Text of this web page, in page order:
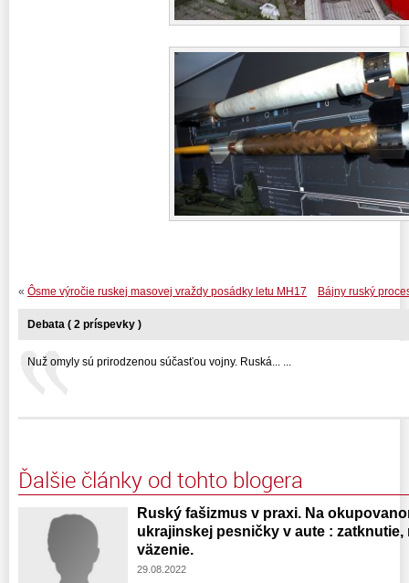
Bájny ruský
« Ôsme výročie ruskej masovej vraždy posádky letu MH17
Debata ( 2 príspevky )
Nuž omyly sú prirodzenou súčasťou vojny. Ruská... ...
Ďalšie články od tohto blogera
Ruský fašizmus v praxi. Na
ukrajinskej pesničky v aute : zatknutie,
väzenie.
29.08.2022